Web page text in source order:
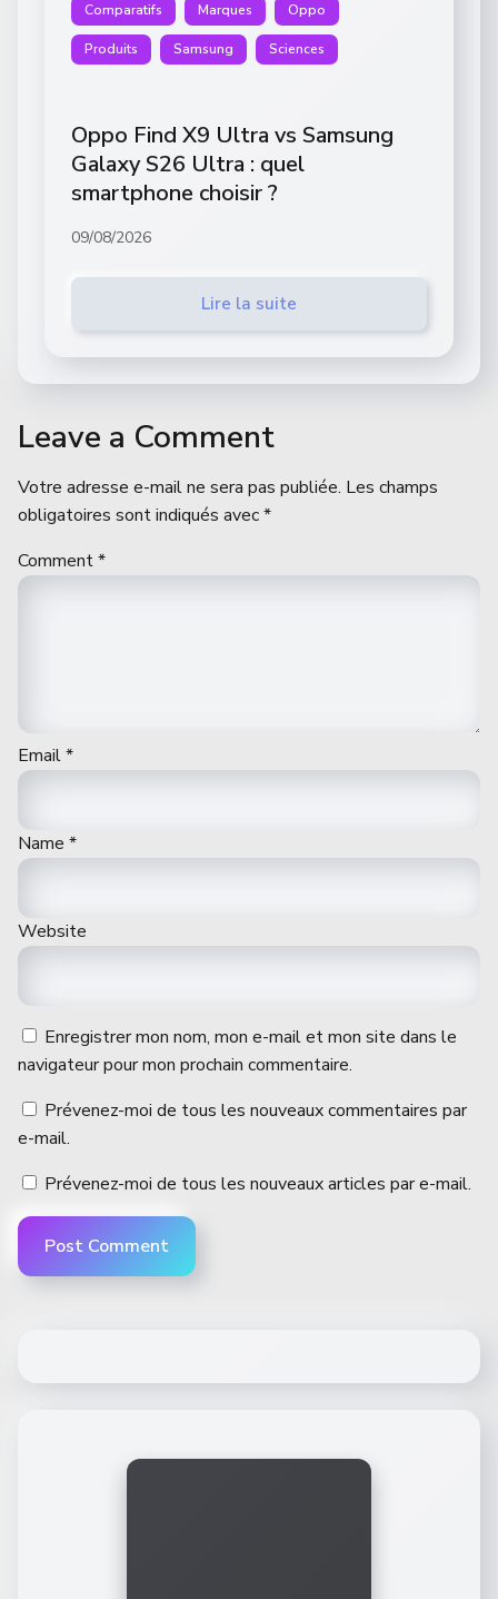
Comparatifs Marques Oppo
Produits Samsung Sciences
Oppo Find X9 Ultra vs Samsung
Galaxy S26 Ultra : quel
smartphone choisir ?
09/08/2026
Lire la suite
Leave a Comment
Votre adresse e-mail ne sera pas publiée. Les champs
obligatoires sont indiqués avec*
Comment*
Email*
Name *
Website
Enregistrer mon nom, mon e-mail et mon site dans le
navigateur pour mon prochain commentaire.
Prévenez-moi de tous les nouveaux commentaires par
e-mail.
Prévenez-moi de tous les nouveaux articles par e-mail.